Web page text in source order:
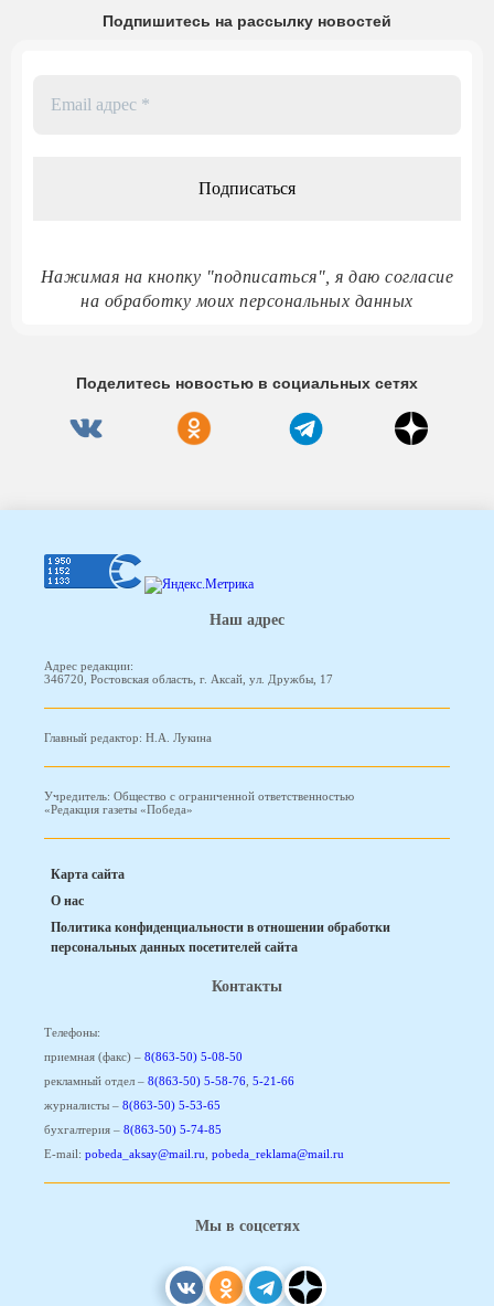
Подпишитесь на рассылку новостей
Нажимая на кнопку "подписаться", я даю согласие
на обработку моих персональных данных
Поделитесь новостью в социальных сетях
Наш адрес
Адрес редакции:
346720, Ростовская область, г. Аксай, ул. Дружбы, 17
Главный редактор: Н.А. Лукина
Учредитель: Общество с ограниченной ответственностью
«Редакция газеты «Победа»
Карта сайта
О нас
Политика конфиденциальности в отношении обработки
персональных данных посетителей сайта
Контакты
Телефоны:
приемная (факс) – 8(863-50) 5-08-50
рекламный отдел – 8(863-50) 5-58-76, 5-21-66
журналисты – 8(863-50) 5-53-65
бухгалтерия – 8(863-50) 5-74-85
E-mail: pobeda_aksay@mail.ru, pobeda_reklama@mail.ru
Мы в соцсетях